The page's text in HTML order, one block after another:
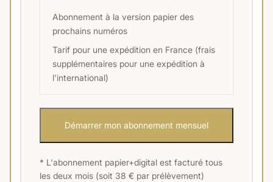
Abonnement à la version papier des
prochains numéros
Tarif pour une expédition en France (frais
supplémentaires pour une expédition à
l'international)
Démarrer mon abonnement mensuel
* L'abonnement papier+digital est facturé tous
les deux mois (soit 38 € par prélèvement)